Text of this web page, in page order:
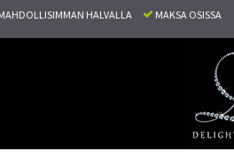
HALVALLA MAKSA OSISSA